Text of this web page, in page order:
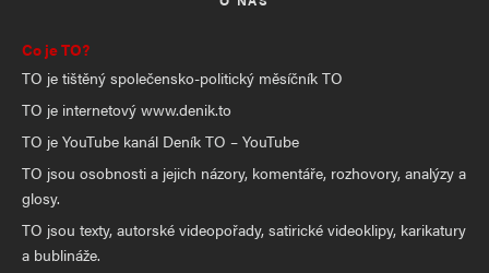
Co je TO?
TO je tištěný společensko-politický měsíčník TO
TO je internetový www.denik.to
TO je YouTube kanál Deník TO – YouTube
TO jsou osobnosti a jejich názory, komentáře, rozhovory, analýzy a
glosy.
TO jsou texty, autorské videopořady, satirické videoklipy, karikatury
a bublináže.